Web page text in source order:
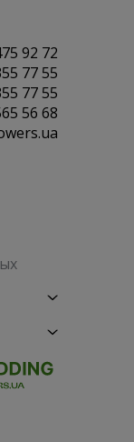
92 72
77 55
77 55
56 68